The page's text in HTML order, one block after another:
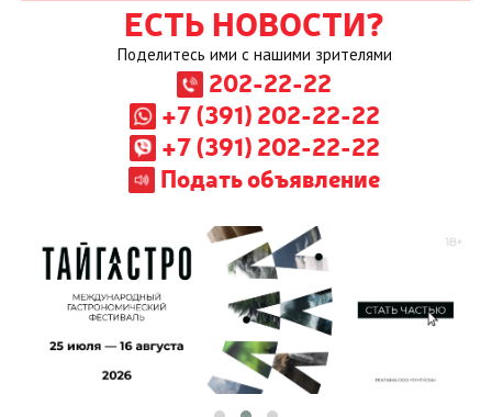
ЕСТЬ НОВОСТИ?
Поделитесь ими с нашими зрителями
202-22-22
+7 (391) 202-22-22
+7 (391) 202-22-22
Подать объявление